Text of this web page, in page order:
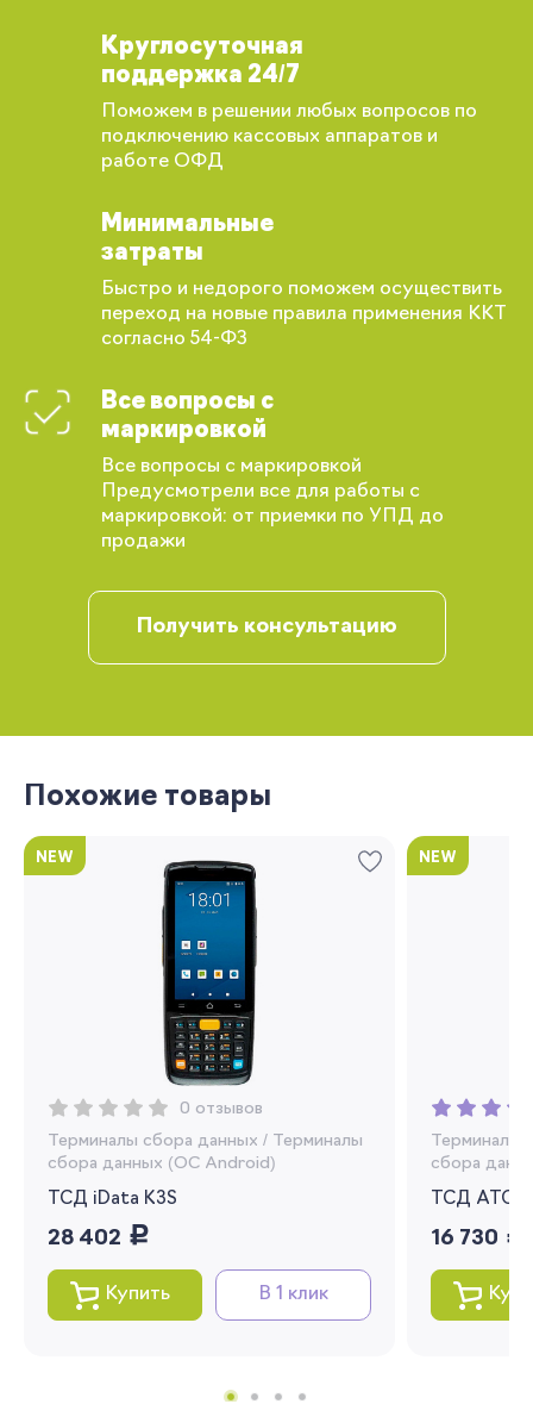
Круглосуточная
поддержка 24/7
Поможем в решении любых вопросов по
подключению кассовых аппаратов и
работе ОФД
Минимальные
затраты
Быстро и недорого поможем осуществить
переход на новые правила применения ККТ
согласно 54-ФЗ
Все вопросы с
маркировкой
Все вопросы с маркировкой
Предусмотрели все для работы с
маркировкой: от приемки по УПД до
продажи
Получить консультацию
Похожие товары
NEW
0 отзывов
Терминалы сбора данных / Терминалы
сбора данных (OC Android)
ТСД iData K3S
28 402 руб.
Купить В 1 клик
NEW
Терминалы
сбора
ТСД АТОЛ
16 730 руб.
персональных данных
Запомнить меня
Регистрация
Вы сможете отслеживать статус своих